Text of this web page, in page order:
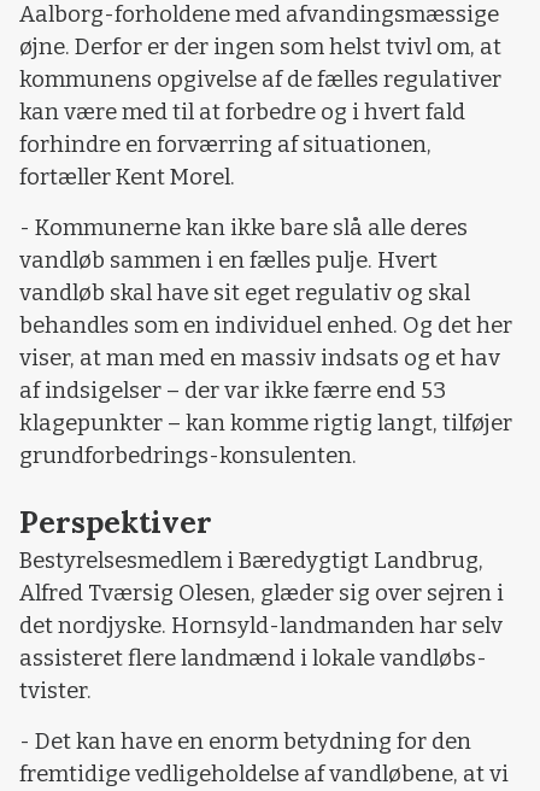
Aalborg-forholdene med afvandingsmæssige
øjne. Derfor er der ingen som helst tvivl om, at
kommunens opgivelse af de fælles regulativer
kan være med til at forbedre og i hvert fald
forhindre en forværring af situationen,
fortæller Kent Morel.
- Kommunerne kan ikke bare slå alle deres
vandløb sammen i en fælles pulje. Hvert
vandløb skal have sit eget regulativ og skal
behandles som en individuel enhed. Og det her
viser, at man med en massiv indsats og et hav
af indsigelser – der var ikke færre end 53
klagepunkter – kan komme rigtig langt, tilføjer
grundforbedrings-konsulenten.
Perspektiver
Bestyrelsesmedlem i Bæredygtigt Landbrug,
Alfred Tværsig Olesen, glæder sig over sejren i
det nordjyske. Hornsyld-landmanden har selv
assisteret flere landmænd i lokale vandløbs-
tvister.
- Det kan have en enorm betydning for den
fremtidige vedligeholdelse af vandløbene, at vi